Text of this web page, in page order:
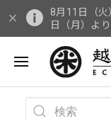
8月11日（
日（月）よ